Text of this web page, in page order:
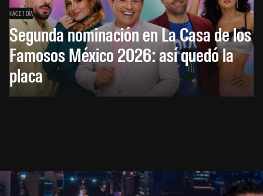
HACE 1 DÍA
Segunda nominación en La Casa de los
Famosos México 2026: así quedó la
placa